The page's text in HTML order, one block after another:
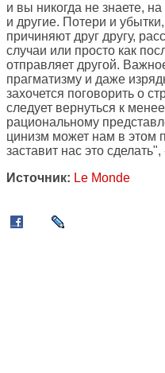
и вы никогда не знаете,
и другие. Потери и
причиняют друг другу,
случаи или просто как
отправляет другой.
прагматизму и даже
захочется поговорить о
следует вернуться к
рациональному
цинизм может нам в этом
заставит нас это
Источник: Le Monde